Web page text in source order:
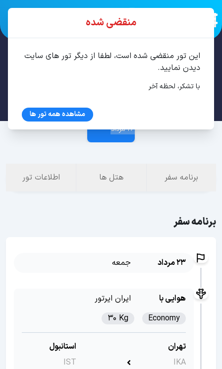
تور استانبول 3 شب مرداد
26 مرداد
برنامه سفر هتل ها اطلاعات تور
برنامه سفر
23 مرداد جمعه
هوایی با
ایران ایرتور
Economy
30 Kg
تهران
IKA
استانبول
IST
منقضی شده
این تور منقضی شده است، لطفا از دیگر تور های سایت
دیدن نمایید.
با تشکر، لحظه آخر
مشاهده همه تور ها